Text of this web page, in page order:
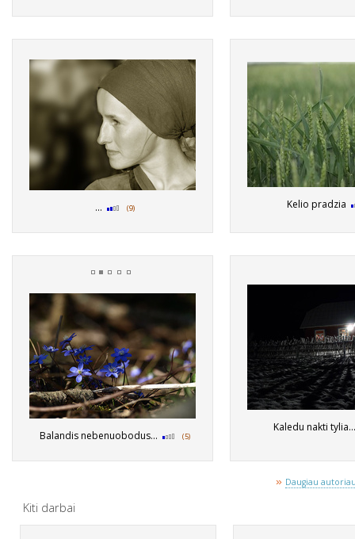
... (9) Kelio pradzia
Balandis nebenuobodus... (5)
Kaledu nakti
» Daugiau
Kiti darbai